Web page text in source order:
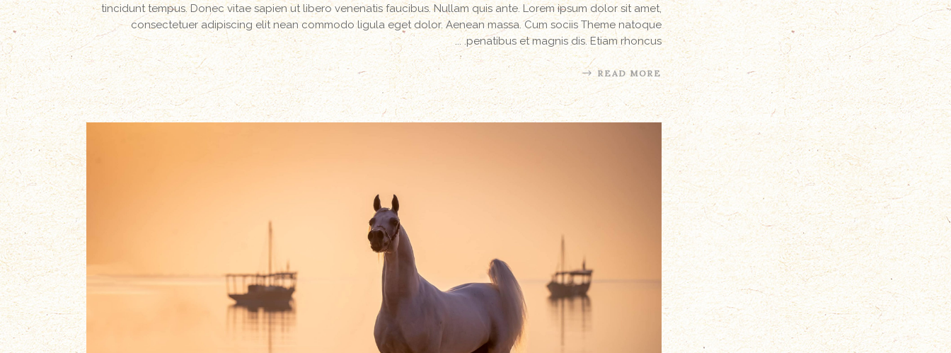
tincidunt tempus. Donec vitae sapien ut libero venenatis faucibus. Nullam quis ante. Lorem ipsum dolor sit amet,
consectetuer adipiscing elit nean commodo ligula eget dolor. Aenean massa. Cum sociis Theme natoque
penatibus et magnis dis. Etiam rhoncus.
READ MORE